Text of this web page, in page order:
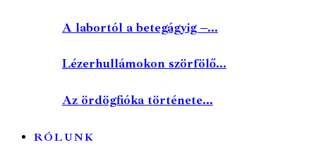
A labortól a betegágyig –...
Lézerhullámokon szörfölő...
Az ördögfióka története...
RÓLUNK